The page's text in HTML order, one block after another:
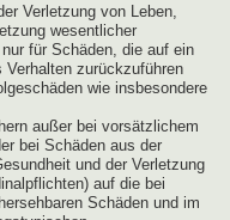
Verletzung von Leben,
wesentlicher
für Schäden, die auf ein
zurückzuführen
wie insbesondere
außer bei vorsätzlichem
bei Schäden aus der
und der Verletzung
auf die bei
Schäden und im